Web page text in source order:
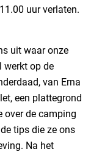
uur verlaten.
uit waar onze
werkt op de
van Erna
een plattegrond
over de camping
tips die ze ons
Na het